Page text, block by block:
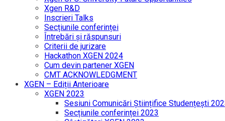
Xgen R&D
Inscrieri Talks
Secțiunile conferinței
Întrebări și răspunsuri
Criterii de jurizare
Hackathon XGEN 2024
Cum devin partener XGEN
CMT ACKNOWLEDGMENT
XGEN – Ediții Anterioare
XGEN 2023
Sesiuni Comunicări Științifice Studențești
Secțiunile conferinței 2023